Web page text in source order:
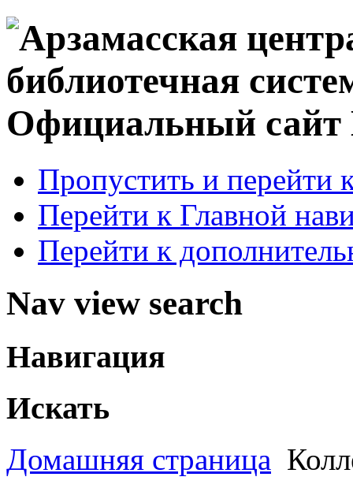
Официальный
Пропустить и перейти
Перейти к Главной
Перейти к
Nav view search
Навигация
Искать
Домашняя страница